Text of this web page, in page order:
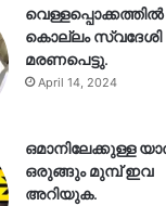
വെള്ളപ്പൊക്കത്തിൽ
കൊല്ലം സ്വദേശി
മരണപെട്ടു.
April 14, 2024
ഒമാനിലേക്കുള്ള
ഒരുങ്ങും മുമ്പ് ഇവ
അറിയുക.